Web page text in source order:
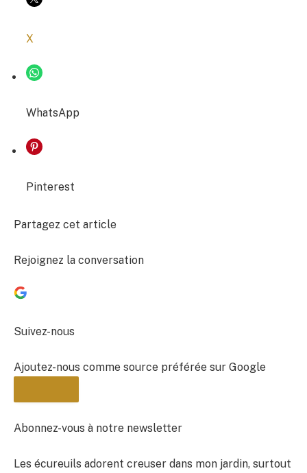
X
WhatsApp
Pinterest
Partagez cet article
Rejoignez la conversation
Suivez-nous
Ajoutez-nous comme source préférée sur Google
Abonnez-vous à notre newsletter
Les écureuils adorent creuser dans mon jardin, surtout